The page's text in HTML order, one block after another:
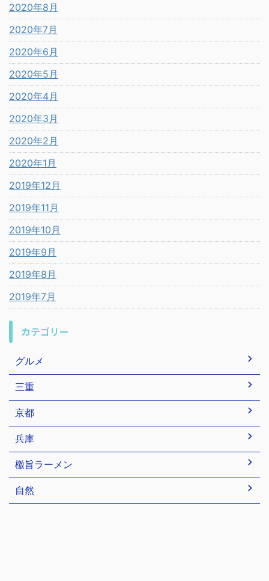
2020年8月
2020年7月
2020年6月
2020年5月
2020年4月
2020年3月
2020年2月
2020年1月
2019年12月
2019年11月
2019年10月
2019年9月
2019年8月
2019年7月
カテゴリー
グルメ
三重
京都
兵庫
檄旨ラーメン
自然